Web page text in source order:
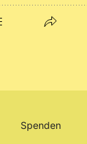
Spenden